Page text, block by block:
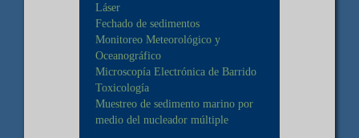
Láser
Fechado de sedimentos
Monitoreo Meteorológico y
Oceanográfico
Microscopía Electrónica de Barrido
Toxicología
Muestreo de sedimento marino por
medio del nucleador múltiple